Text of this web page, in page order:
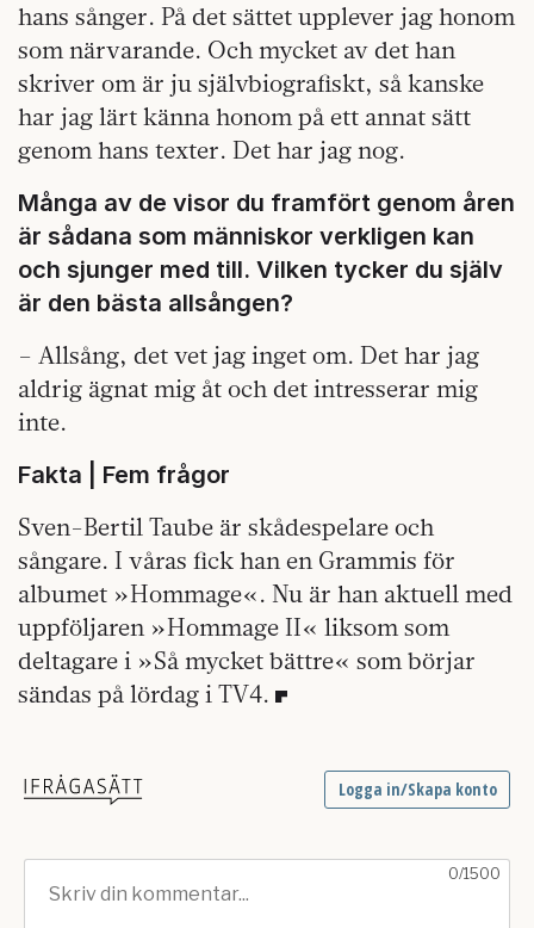
hans sånger. På det sättet upplever jag honom
som närvarande. Och mycket av det han
skriver om är ju självbiografiskt, så kanske
har jag lärt känna honom på ett annat sätt
genom hans texter. Det har jag nog.
Många av de visor du framfört genom åren
är sådana som människor verkligen kan
och sjunger med till. Vilken tycker du själv
är den bästa allsången?
– Allsång, det vet jag inget om. Det har jag
aldrig ägnat mig åt och det intresserar mig
inte.
Fakta | Fem frågor
Sven-Bertil Taube är skådespelare och
sångare. I våras fick han en Grammis för
albumet »Hommage«. Nu är han aktuell med
uppföljaren »Hommage II« liksom som
deltagare i »Så mycket bättre« som börjar
sändas på lördag i TV4.